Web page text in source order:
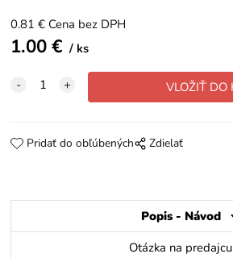
0.81 € Cena bez DPH
1.00€ ks
Pridať do obľúbených Zdielať
Popis - Návod
Otázka na predajcu